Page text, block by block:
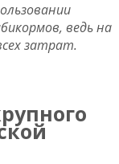
ведь на
затрат.